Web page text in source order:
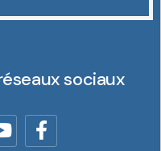
sociaux